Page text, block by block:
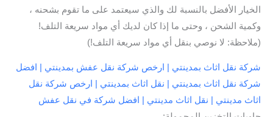
الخيار الأفضل بالنسبة لك والذي سيعتمد على ما تقوم بشحنه ،
وكمية الشحن ، وحتى ما إذا كان لديك أي مواد سريعة التلف!
(ملاحظة: لا نوصي بنقل أي مواد سريعة التلف!)
شركة نقل اثاث بمدينتي | ارخص شركة نقل عفش بمدينتي | افضل
شركة نقل اثاث بمدينتي | نقل اثاث بمدينتي | ارخص شركة نقل
اثاث مدينتي | نقل اثاث مدينتي | افضل شركة في نقل عفش